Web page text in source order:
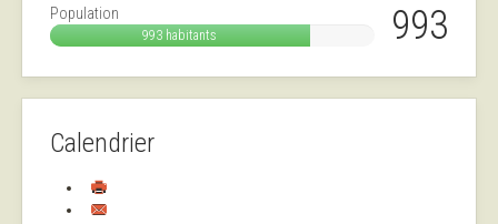
993
Population
993 habitants
Calendrier